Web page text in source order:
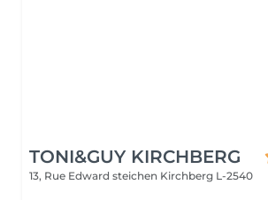
TONI&GUY KIRCHBERG
13, Rue Edward steichen Kirchberg L-2540